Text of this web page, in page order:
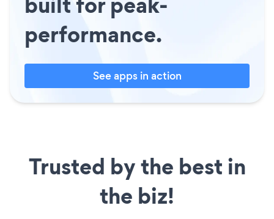
performance.
See apps in action
Trusted by the best in
the biz!